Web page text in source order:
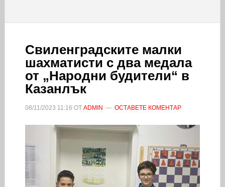
Свиленградските малки
шахматисти с два медала
от „Народни будители“ в
Казанлък
08/11/2023 11:16 ОТ ADMIN ОСТАВЕТЕ КОМЕНТАР